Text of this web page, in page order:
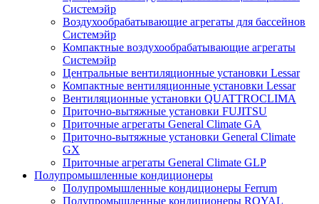
Системэйр
Воздухообрабатывающие агрегаты для бассейнов
Системэйр
Компактные воздухообрабатывающие агрегаты
Системэйр
Центральные вентиляционные установки Lessar
Компактные вентиляционные установки Lessar
Вентиляционные установки QUATTROCLIMA
Приточно-вытяжные установки FUJITSU
Приточные агрегаты General Climate GA
Приточно-вытяжные установки General Climate
GX
Приточные агрегаты General Climate GLP
Полупромышленные кондиционеры
Полупромышленные кондиционеры Ferrum
Полупромышленные кондиционеры ROYAL